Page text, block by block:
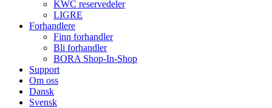
KWC reservedeler
LIGRE
Forhandlere
Finn forhandler
Bli forhandler
BORA Shop-In-Shop
Support
Om oss
Dansk
Svensk